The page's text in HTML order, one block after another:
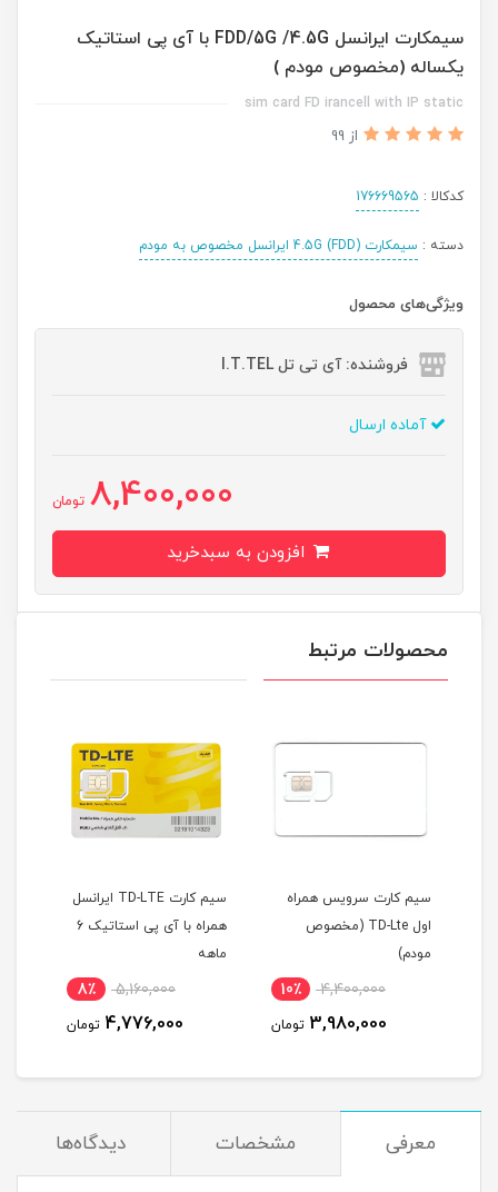
سیمکارت ایرانسل FDD/5G /4.5G با آی پی استاتیک
یکساله (مخصوص مودم )
sim card FD irancell with IP static
از 99
کدکالا : 176669565
دسته : سیمکارت 4.5G (FDD) ایرانسل مخصوص به مودم
ویژگی‌های محصول
فروشنده: آی تی تل I.T.TEL
آماده ارسال
8,400,000 تومان
محصولات مرتبط
سیم کارت سرویس همراه
اول TD-Lte (مخصوص
مودم)
4,400,000 10٪
3,980,000 تومان
سیم کارت TD-LTE ایرانسل
همراه با آی پی استاتیک 6
ماهه
5,160,000 8٪
4,776,000 تومان
معرفی مشخصات دیدگاه‌ها